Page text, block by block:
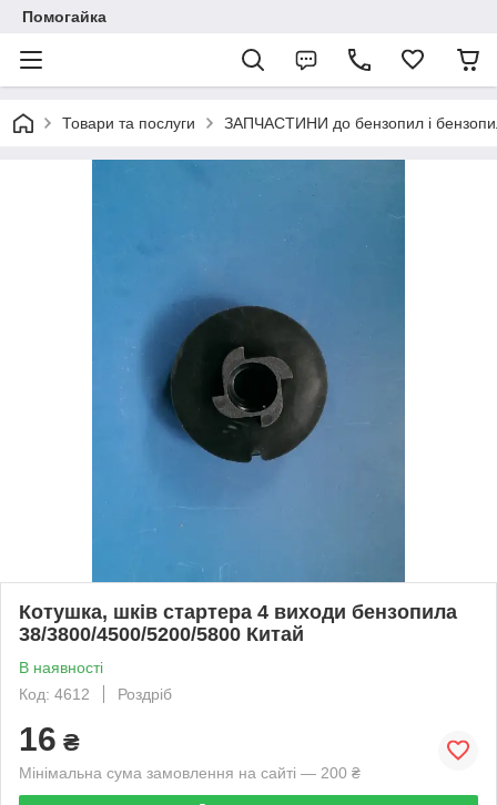
Помогайка
Товари та послуги ЗАПЧАСТИНИ до бензопил і
Котушка, шків стартера 4 виходи бензопила
38/3800/4500/5200/5800 Китай
В наявності
Код: 4612
Роздріб
16 ₴
Мінімальна сума замовлення на сайті — 200 ₴